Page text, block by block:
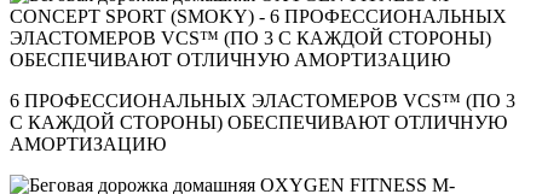
6 ПРОФЕССИОНАЛЬНЫХ ЭЛАСТОМЕРОВ VCS™ (ПО 3
С КАЖДОЙ СТОРОНЫ) ОБЕСПЕЧИВАЮТ ОТЛИЧНУЮ
АМОРТИЗАЦИЮ